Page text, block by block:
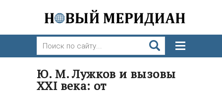
Ю. М. Лужков и вызовы
XXI века: от